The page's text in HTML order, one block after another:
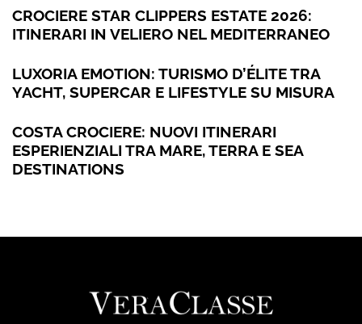
CROCIERE STAR CLIPPERS ESTATE 2026:
ITINERARI IN VELIERO NEL MEDITERRANEO
LUXORIA EMOTION: TURISMO D’ÉLITE TRA
YACHT, SUPERCAR E LIFESTYLE SU MISURA
COSTA CROCIERE: NUOVI ITINERARI
ESPERIENZIALI TRA MARE, TERRA E SEA
DESTINATIONS